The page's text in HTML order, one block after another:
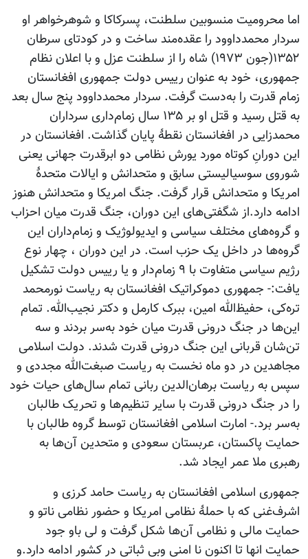
اما محرومیت منسوبین سلطنت، پسرکاکا و شوهرخواهر او
سردار محمدداوود را عقده‌مند ساخت و در کودتای سرطان
۱۳۵۲(جون ۱۹۷۳) شاه را از سلطنت عزل و با اعلان نظام
جمهوری، خود به عنوان رییس دولت جمهوری افغانستان
زمام قدرت را به‌دست گرفت. سردار محمدداوود پنج سال بعد
به قتل رسید و قتل او بر ۱۳۵ سال زمام‌داری سرداران
محمدزایی در افغانستان نقطۀ پایان گذاشت. افغانستان در
این دورانِ کوتاه مورد یورش نظامی دو ابرقدرت جهانی یعنی
شوروی سوسیالیستی سابق و متحدانش و ایالات متحدۀ
امریکا و متحدانش قرار گرفت. جنگ امریکا و متحدانش هنوز
ادامه دارد.از شگفتی‌های این دوران، جنگ قدرت میان احزاب
و گروه‌های مختلف سیاسی و ایدیولوژیک و زمام‌داران این
گروه‌ها در داخل یک حزب است. در این دوران ، چهار نوع
رژیم سیاسی متفاوت با ۹ زمام‌دار و یا رییس دولت تشکیل
یافت:- جمهوری دموکراتیک افغانستان به ریاست نورمحمد
تره‌کی، حفیظ‌الله امین، ببرک کارمل و دکتر نجیب‌الله. تمام
این‌ها در جنگ درونی قدرت میان خود به‌سر بردند و سه
تن‌شان قربانی این جنگ درونی قدرت شدند. دولت اسلامی
مجاهدین در دو ماه نخست به ریاست صبغت‌الله مجددی و
سپس به ریاست برهان‌الدین ربانی تمام سال‌های حیات خود
را در جنگ درونی قدرت با سایر تنظیم‌ها و تحریک طالبان
به‌سر برد.- امارت اسلامی افغانستان توسط گروه طالبان با
حمایت پاکستان، عربستان سعودی و متحدین آن‌ها به
رهبری ملا عمر ایجاد شد.
جمهوری اسلامی افغانستان به ریاست حامد کرزی و
اشرف‌غنی که با حملۀ نظامی امریکا و حضور نظامی ناتو و
حمایت مالی و نظامی آن‌ها شکل گرفت و لی باو جود
حمایت انها تا اکنون نا امنی وبی ثباتی در کشور ادامه دارد.و